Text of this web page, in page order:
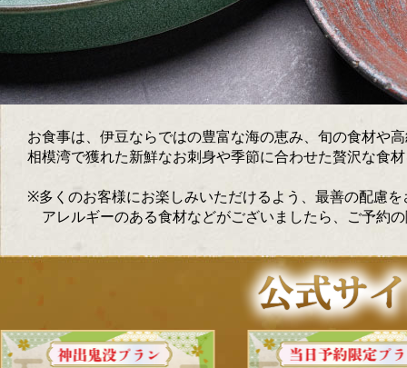
お食事は、伊豆ならではの豊富な海の恵み、旬の食材や
相模湾で獲れた新鮮なお刺身や季節に合わせた贅沢な食
※多くのお客様にお楽しみいただけるよう、最善の配慮
アレルギーのある食材などがございましたら、ご予約